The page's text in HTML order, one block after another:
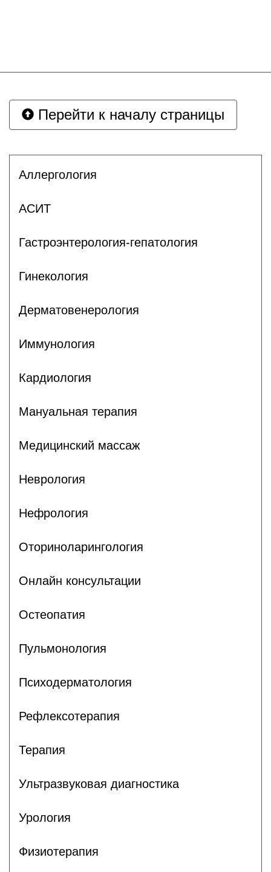
Перейти к началу страницы
Аллергология
АСИТ
Гастроэнтерология-гепатология
Гинекология
Дерматовенерология
Иммунология
Кардиология
Мануальная терапия
Медицинский массаж
Неврология
Нефрология
Оториноларингология
Онлайн консультации
Остеопатия
Пульмонология
Психодерматология
Рефлексотерапия
Терапия
Ультразвуковая диагностика
Урология
Физиотерапия